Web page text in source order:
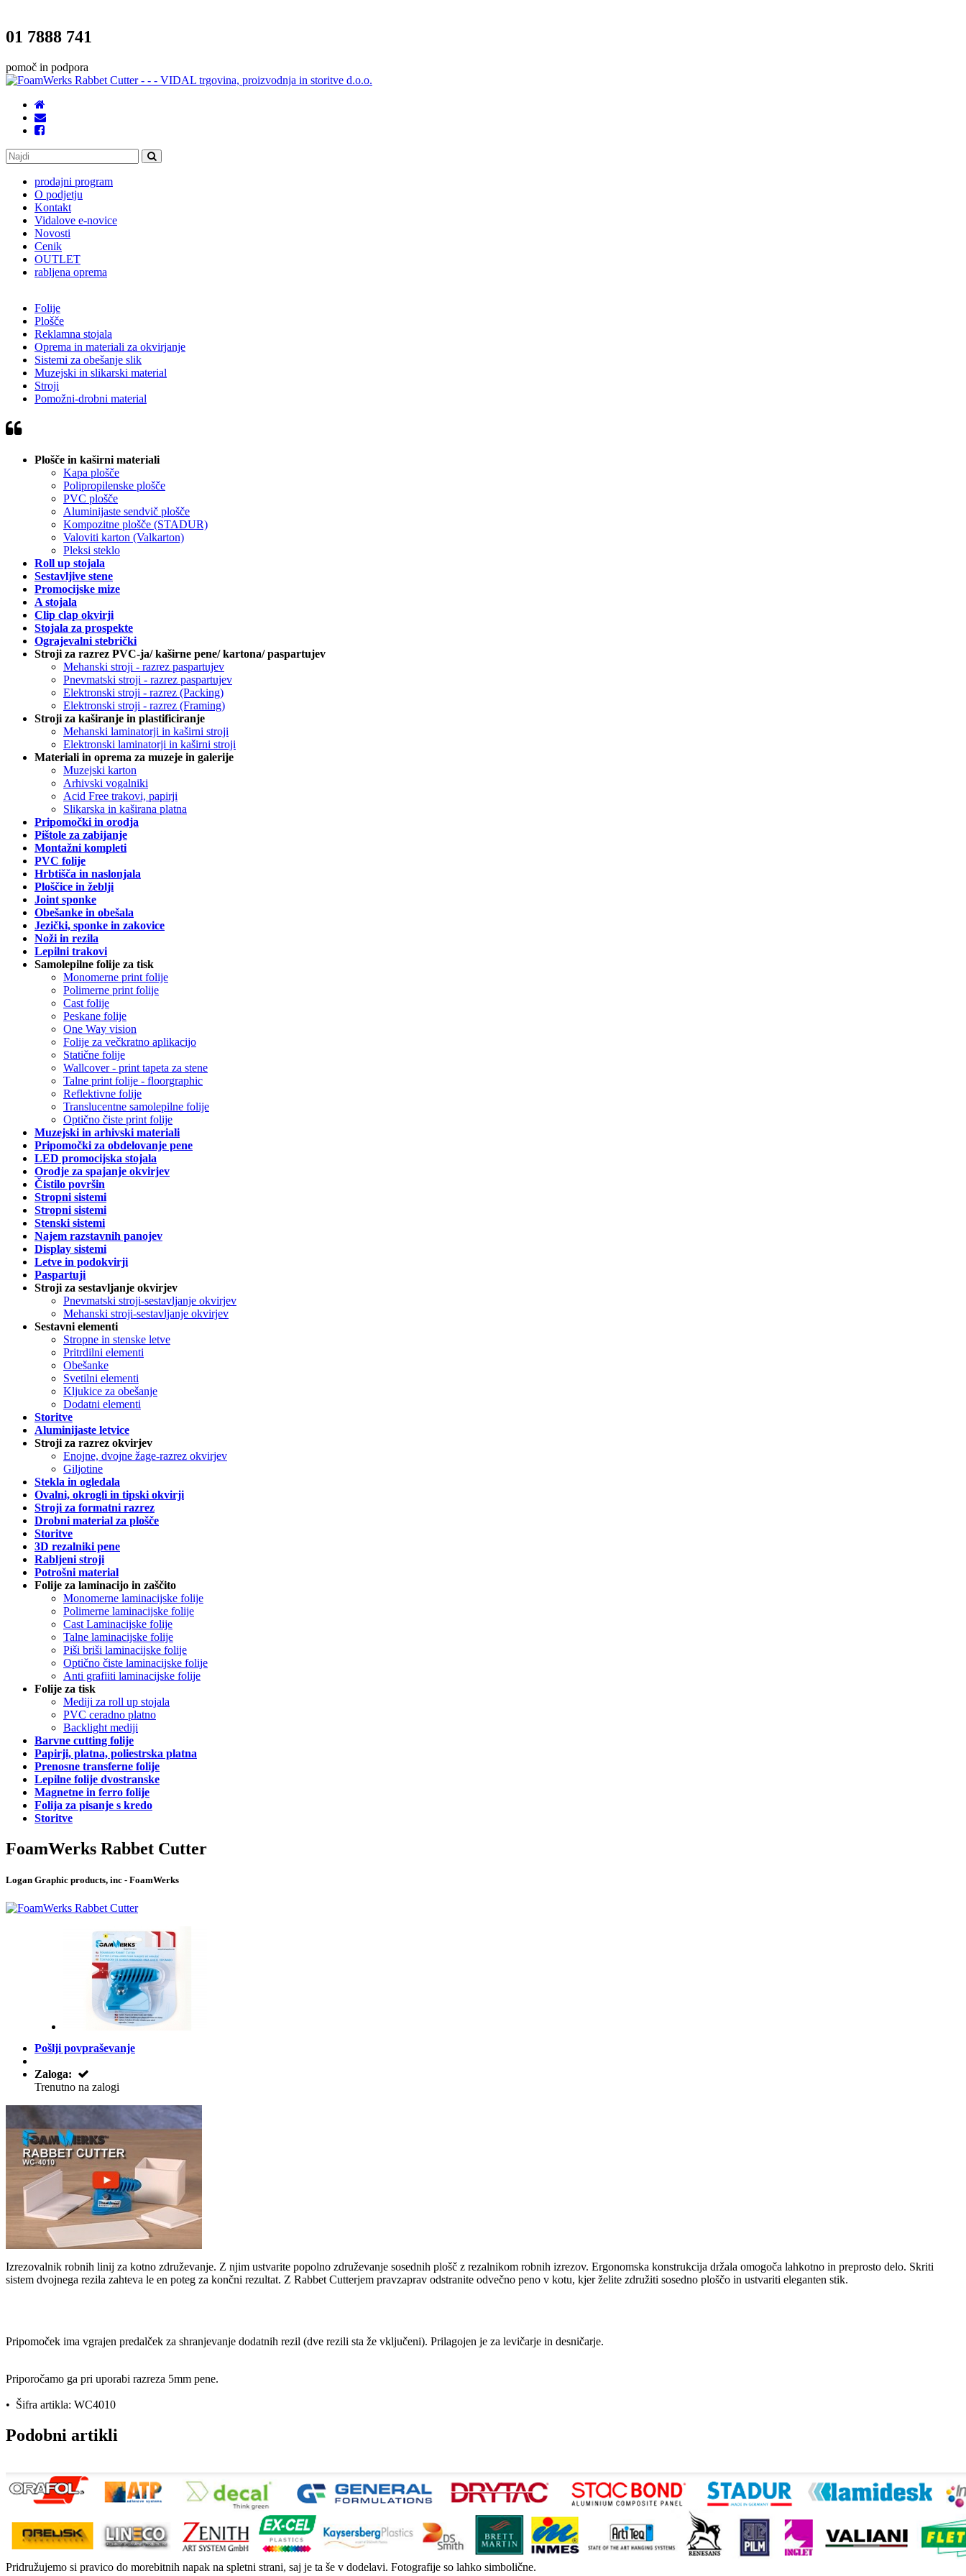
01 7888 741
pomoč in podpora
prodajni program
O podjetju
Kontakt
Vidalove e-novice
Novosti
Cenik
OUTLET
rabljena oprema
Folije
Plošče
Reklamna stojala
Oprema in materiali za okvirjanje
Sistemi za obešanje slik
Muzejski in slikarski material
Stroji
Pomožni-drobni material
Plošče in kaširni materiali
Kapa plošče
Polipropilenske plošče
PVC plošče
Aluminijaste sendvič plošče
Kompozitne plošče (STADUR)
Valoviti karton (Valkarton)
Pleksi steklo
Roll up stojala
Sestavljive stene
Promocijske mize
A stojala
Clip clap okvirji
Stojala za prospekte
Ograjevalni stebrički
Stroji za razrez PVC-ja/ kaširne pene/ kartona/ paspartujev
Mehanski stroji - razrez paspartujev
Pnevmatski stroji - razrez paspartujev
Elektronski stroji - razrez (Packing)
Elektronski stroji - razrez (Framing)
Stroji za kaširanje in plastificiranje
Mehanski laminatorji in kaširni stroji
Elektronski laminatorji in kaširni stroji
Materiali in oprema za muzeje in galerije
Muzejski karton
Arhivski vogalniki
Acid Free trakovi, papirji
Slikarska in kaširana platna
Pripomočki in orodja
Pištole za zabijanje
Montažni kompleti
PVC folije
Hrbtišča in naslonjala
Ploščice in žeblji
Joint sponke
Obešanke in obešala
Jezički, sponke in zakovice
Noži in rezila
Lepilni trakovi
Samolepilne folije za tisk
Monomerne print folije
Polimerne print folije
Cast folije
Peskane folije
One Way vision
Folije za večkratno aplikacijo
Statične folije
Wallcover - print tapeta za stene
Talne print folije - floorgraphic
Reflektivne folije
Translucentne samolepilne folije
Optično čiste print folije
Muzejski in arhivski materiali
Pripomočki za obdelovanje pene
LED promocijska stojala
Orodje za spajanje okvirjev
Čistilo površin
Stropni sistemi
Stropni sistemi
Stenski sistemi
Najem razstavnih panojev
Display sistemi
Letve in podokvirji
Paspartuji
Stroji za sestavljanje okvirjev
Pnevmatski stroji-sestavljanje okvirjev
Mehanski stroji-sestavljanje okvirjev
Sestavni elementi
Stropne in stenske letve
Pritrdilni elementi
Obešanke
Svetilni elementi
Kljukice za obešanje
Dodatni elementi
Storitve
Aluminijaste letvice
Stroji za razrez okvirjev
Enojne, dvojne žage-razrez okvirjev
Giljotine
Stekla in ogledala
Ovalni, okrogli in tipski okvirji
Stroji za formatni razrez
Drobni material za plošče
Storitve
3D rezalniki pene
Rabljeni stroji
Potrošni material
Folije za laminacijo in zaščito
Monomerne laminacijske folije
Polimerne laminacijske folije
Cast Laminacijske folije
Talne laminacijske folije
Piši briši laminacijske folije
Optično čiste laminacijske folije
Anti grafiiti laminacijske folije
Folije za tisk
Mediji za roll up stojala
PVC ceradno platno
Backlight mediji
Barvne cutting folije
Papirji, platna, poliestrska platna
Prenosne transferne folije
Lepilne folije dvostranske
Magnetne in ferro folije
Folija za pisanje s kredo
Storitve
FoamWerks Rabbet Cutter
Logan Graphic products, inc - FoamWerks
Pošlji povpraševanje
Zaloga:
Trenutno na zalogi
Izrezovalnik robnih linij za kotno združevanje. Z njim ustvarite popolno združevanje sosednih plošč z rezalnikom robnih izrezov. Ergonomska konstrukcija držala omogoča lahkotno in preprosto delo. Skriti
sistem dvojnega rezila zahteva le en poteg za končni rezultat. Z Rabbet Cutterjem pravzaprav odstranite odvečno peno v kotu, kjer želite združiti sosedno ploščo in ustvariti eleganten stik.
Pripomoček ima vgrajen predalček za shranjevanje dodatnih rezil (dve rezili sta že vključeni). Prilagojen je za levičarje in desničarje.
Priporočamo ga pri uporabi razreza 5mm pene.
• Šifra artikla: WC4010
Podobni artikli
Pridružujemo si pravico do morebitnih napak na spletni strani, saj je ta še v dodelavi. Fotografije so lahko simbolične.